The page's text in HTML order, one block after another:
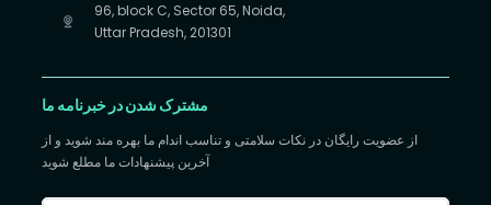
96, block C, Sector 65, Noida,
Uttar Pradesh, 201301
مشترک شدن در خبرنامه ما
از عضویت رایگان در نکات سلامتی و تناسب اندام ما بهره مند شوید و از
آخرین پیشنهادات ما مطلع شوید